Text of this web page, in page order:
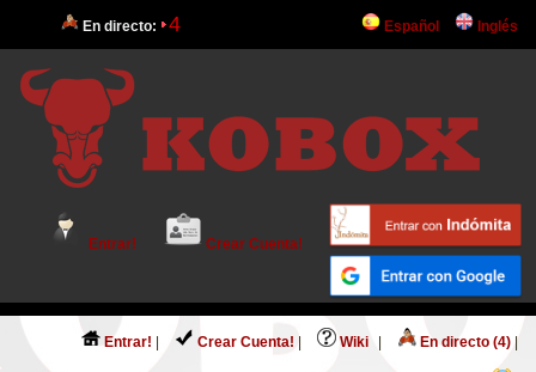
En directo: 4 Español Inglés
Entrar! Crear Cuenta!
Entrar! Crear Cuenta! Wiki En directo (4)